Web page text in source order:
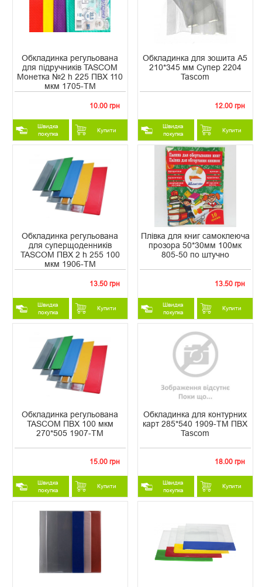
Обкладинка регульована
для підручників TASCOM
Монетка №2 h 225 ПВХ 110
мкм 1705-ТМ
10.00 грн
Швидка
покупка
Купити
Обкладинка для зошита А5
210*345 мм Супер 2204
Tascom
12.00 грн
Швидка
покупка
Купити
Обкладинка регульована
для суперщоденників
TASCOM ПВХ 2 h 255 100
мкм 1906-ТМ
13.50 грн
Швидка
покупка
Купити
Плівка для книг самоклеюча
прозора 50*30мм 100мк
805-50 по штучно
13.50 грн
Швидка
покупка
Купити
Обкладинка регульована
TASCOM ПВХ 100 мкм
270*505 1907-ТМ
15.00 грн
Швидка
покупка
Купити
Обкладинка для контурних
карт 285*540 1909-ТМ ПВХ
Tascom
18.00 грн
Швидка
покупка
Купити